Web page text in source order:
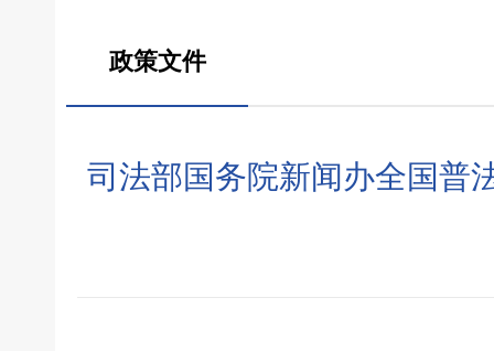
政策文件
司法部国务院新闻办全国普